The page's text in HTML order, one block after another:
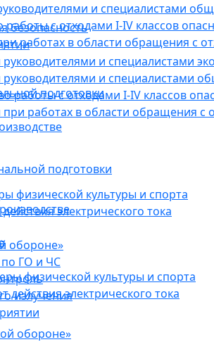
и специалистами
с отходами I-IV классов
работах в области обращения с
подготовки
физической культуры и спорта
электрического тока
обороне»
ГО и ЧС
излучения
безопасность
и специалистами
и специалистами
работы с отходами I-IV классов
работах в области обращения с
подготовки
физической культуры и спорта
электрического тока
обороне»